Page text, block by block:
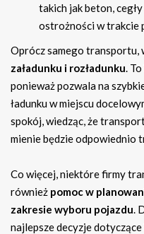
takich jak beton,
ostrożności w trakcie
Oprócz samego transportu,
załadunku i rozładunku .
ponieważ pozwala na
ładunku w miejscu
spokój, wiedząc, że
mienie będzie odpowiednio
Co więcej, niektóre firmy
również pomoc w
zakresie wyboru pojazdu .
najlepsze decyzje